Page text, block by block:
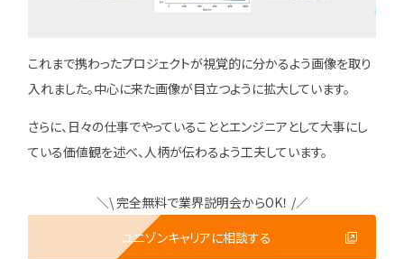
これまで携わったプロジェクトが視覚的に分かるよう画像を取り
入れました。中心に来た画像が目立つように拡大しています。
さらに、日々の仕事でやっていることとエンジニアとして大事にし
ている価値観を述べ、人柄が伝わるよう工夫しています。
＼\ 完全無料で業界説明会からOK！ /／
ユニゾンキャリアに相談する